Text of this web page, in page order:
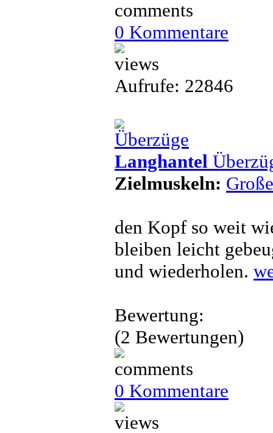
0 Kommentare
Aufrufe: 22846
Langhantel
Zielmuskeln:
den Kopf so weit
bleiben leicht
und wiederholen.
Bewertung:
(2 Bewertungen)
0 Kommentare